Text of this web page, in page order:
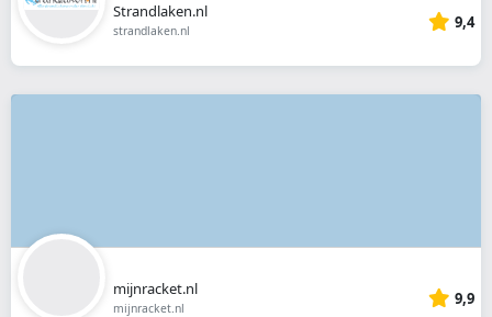
Strandlaken.nl
strandlaken.nl 9,4
mijnracket.nl
mijnracket.nl 9,9